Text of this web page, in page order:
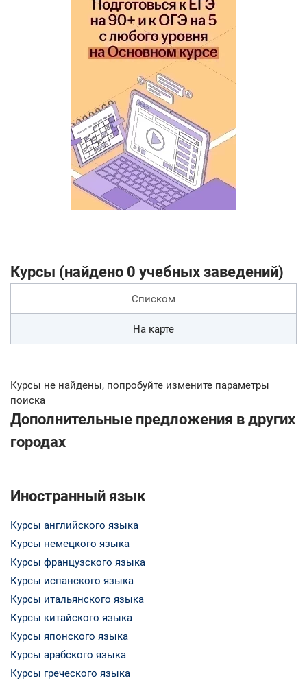
Курсы (найдено 0 учебных заведений)
Списком
На карте
Курсы не найдены, попробуйте измените параметры
поиска
Дополнительные предложения в других
городах
Иностранный язык
Курсы английского языка
Курсы немецкого языка
Курсы французского языка
Курсы испанского языка
Курсы итальянского языка
Курсы китайского языка
Курсы японского языка
Курсы арабского языка
Курсы греческого языка